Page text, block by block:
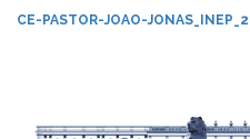
CE-PASTOR-JOAO-